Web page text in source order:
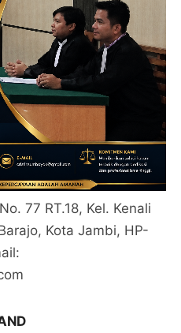
77 RT.18, Kel. Kenali
Kota Jambi, HP-